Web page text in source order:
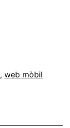
, web mòbil